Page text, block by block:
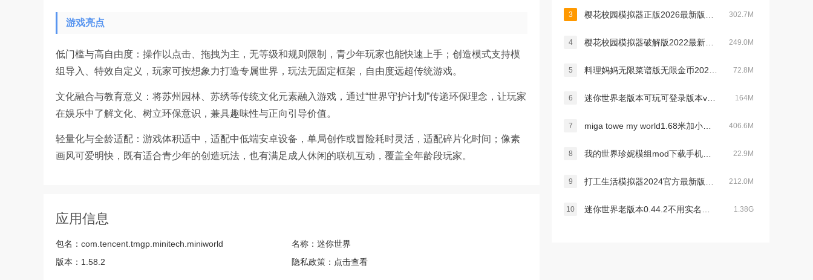
游戏亮点
低门槛与高自由度：操作以点击、拖拽为主，无等级和规则限制，青少年玩家也能快速上手；创造模式支持模
组导入、特效自定义，玩家可按想象力打造专属世界，玩法无固定框架，自由度远超传统游戏。
文化融合与教育意义：将苏州园林、苏绣等传统文化元素融入游戏，通过“世界守护计划”传递环保理念，让玩家
在娱乐中了解文化、树立环保意识，兼具趣味性与正向引导价值。
轻量化与全龄适配：游戏体积适中，适配中低端安卓设备，单局创作或冒险耗时灵活，适配碎片化时间；像素
画风可爱明快，既有适合青少年的创造玩法，也有满足成人休闲的联机互动，覆盖全年龄段玩家。
应用信息
包名： com.tencent.tmgp.minitech.miniworld 名称： 迷你世界
版本： 1.58.2 隐私政策： 点击查看
3 302.7M
4 249.0M
5 72.8M
6 164M
7 406.6M
8 22.9M
9 212.0M
10 1.38G